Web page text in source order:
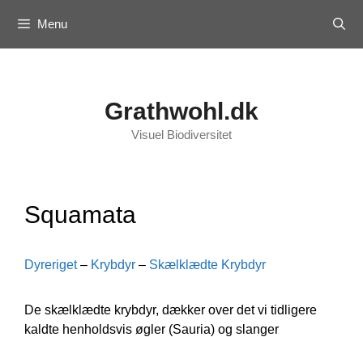
content
Menu
Grathwohl.dk
Visuel Biodiversitet
Squamata
Dyreriget– Krybdyr – Skælklædte Krybdyr
De skælklædte krybdyr, dækker over det vi tidligere
kaldte henholdsvis øgler (Sauria) og slanger